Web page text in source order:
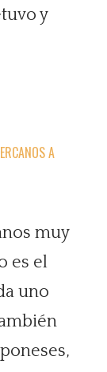
y
A
muy
es el
uno